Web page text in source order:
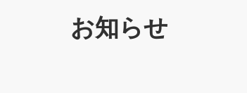
お知らせ